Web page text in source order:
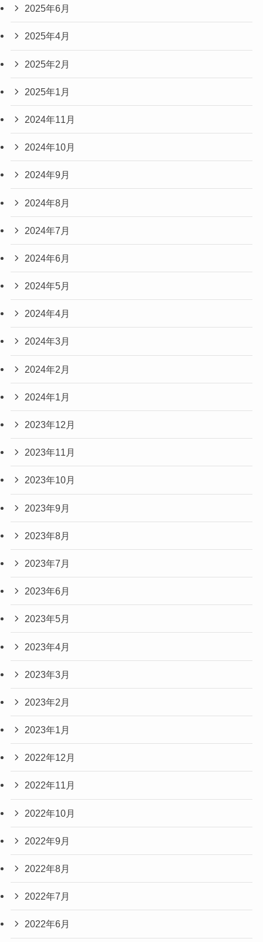
2025年6月
2025年4月
2025年2月
2025年1月
2024年11月
2024年10月
2024年9月
2024年8月
2024年7月
2024年6月
2024年5月
2024年4月
2024年3月
2024年2月
2024年1月
2023年12月
2023年11月
2023年10月
2023年9月
2023年8月
2023年7月
2023年6月
2023年5月
2023年4月
2023年3月
2023年2月
2023年1月
2022年12月
2022年11月
2022年10月
2022年9月
2022年8月
2022年7月
2022年6月